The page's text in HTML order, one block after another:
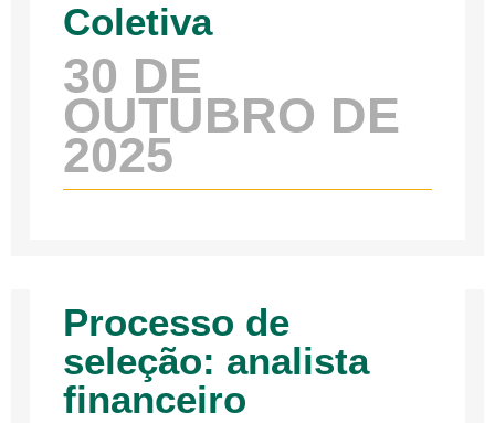
Coletiva
30 DE
OUTUBRO DE
2025
Processo de
seleção: analista
financeiro